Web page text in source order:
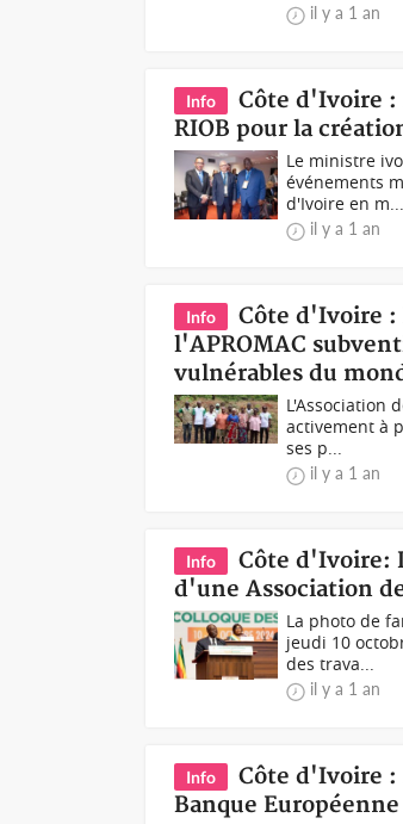
il y a 1 an
Info
Côte d'Ivoire :
RIOB pour la
Le ministre
événements
d'Ivoire en m...
il y a 1 an
Info
Côte d'Ivoire :
l'APROMAC
vulnérables du
L'Association
activement à
ses p...
il y a 1 an
Info
Côte d'Ivoire:
d'une Association
La photo de
jeudi 10
des trava...
il y a 1 an
Info
Côte d'Ivoire
Banque